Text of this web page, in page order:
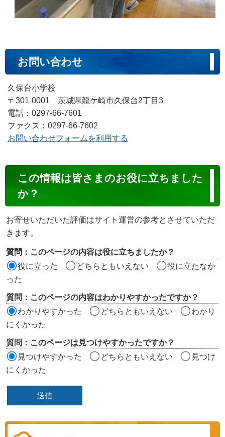
お問い合わせ
久保台小学校
〒301-0001 茨城県龍ケ崎市久保台2丁目3
電話：0297-66-7601
ファクス：0297-66-7602
お問い合わせフォームを利用する
ン
ン
ツ
価
ア
この情報は皆さまのお役に立ちました
か？
お寄せいただいた評価はサイト運営の参考とさせていただ
きます。
質問：このページの内容は役に立ちましたか？
役に立った
どちらともいえない
役に立たなか
った
質問：このページの内容はわかりやすかったですか？
わかりやすかった
どちらともいえない
わかり
にくかった
質問：このページは見つけやすかったですか？
見つけやすかった
どちらともいえない
見つけ
にくかった